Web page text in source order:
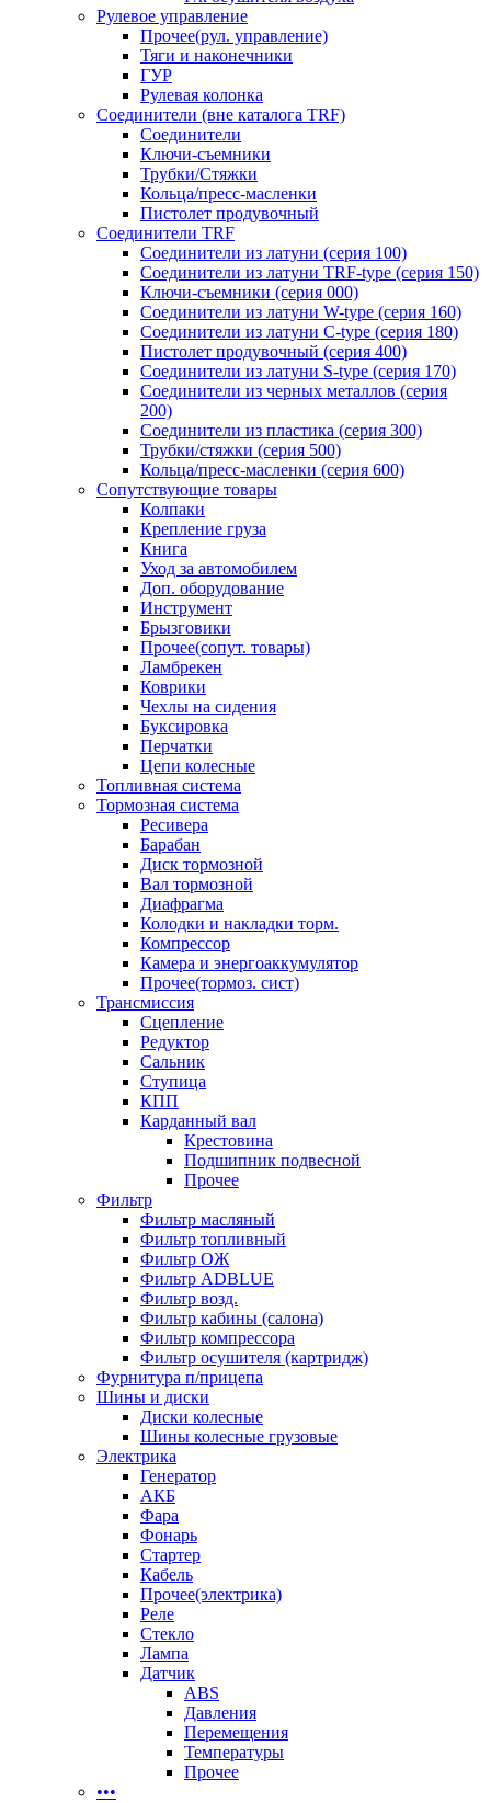
Рулевое управление
Прочее(рул. управление)
Тяги и наконечники
ГУР
Рулевая колонка
Соединители (вне каталога TRF)
Соединители
Ключи-cъемники
Трубки/Стяжки
Кольца/пресс-масленки
Пистолет продувочный
Соединители TRF
Соединители из латуни (серия 100)
Соединители из латуни TRF-type (серия 150)
Ключи-съемники (серия 000)
Соединители из латуни W-type (серия 160)
Соединители из латуни С-type (серия 180)
Пистолет продувочный (серия 400)
Соединители из латуни S-type (серия 170)
Соединители из черных металлов (серия
200)
Соединители из пластика (серия 300)
Трубки/стяжки (серия 500)
Кольца/пресс-масленки (серия 600)
Сопутствующие товары
Колпаки
Крепление груза
Книга
Уход за автомобилем
Доп. оборудование
Инструмент
Брызговики
Прочее(сопут. товары)
Ламбрекен
Коврики
Чехлы на сидения
Буксировка
Перчатки
Цепи колесные
Топливная система
Тормозная система
Ресивера
Барабан
Диск тормозной
Вал тормозной
Диафрагма
Колодки и накладки торм.
Компрессор
Камера и энергоаккумулятор
Прочее(тормоз. сист)
Трансмиссия
Сцепление
Редуктор
Сальник
Ступица
КПП
Карданный вал
Крестовина
Подшипник подвесной
Прочее
Фильтр
Фильтр масляный
Фильтр топливный
Фильтр ОЖ
Фильтр ADBLUE
Фильтр возд.
Фильтр кабины (салона)
Фильтр компрессора
Фильтр осушителя (картридж)
Фурнитура п/прицепа
Шины и диски
Диски колесные
Шины колесные грузовые
Электрика
Генератор
АКБ
Фара
Фонарь
Стартер
Кабель
Прочее(электрика)
Реле
Стекло
Лампа
Датчик
ABS
Давления
Перемещения
Температуры
Прочее
•••